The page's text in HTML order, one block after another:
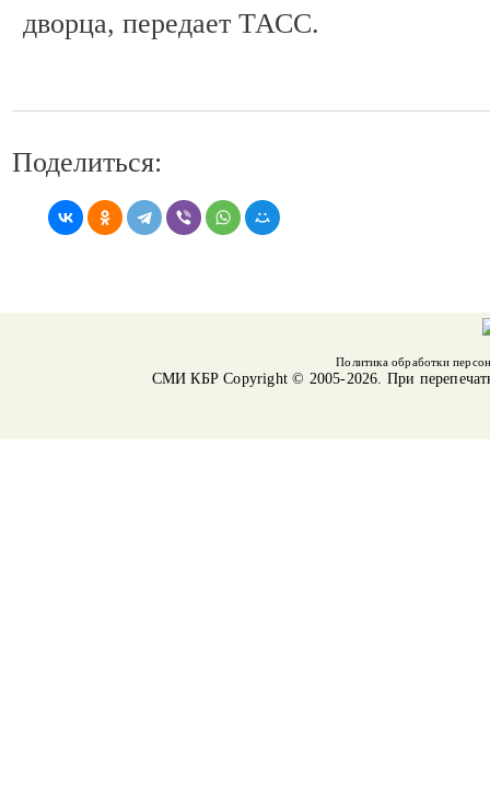
дворца, передает ТАСС.
Поделиться:
Политика обработки
СМИ КБРCopyright © 2005-2026. При